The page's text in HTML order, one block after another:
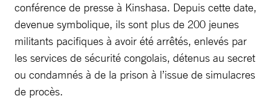
conférence de presse à Kinshasa. Depuis cette date,
devenue symbolique, ils sont plus de 200 jeunes
militants pacifiques à avoir été arrêtés, enlevés par
les services de sécurité congolais, détenus au secret
ou condamnés à de la prison à l’issue de simulacres
de procès.